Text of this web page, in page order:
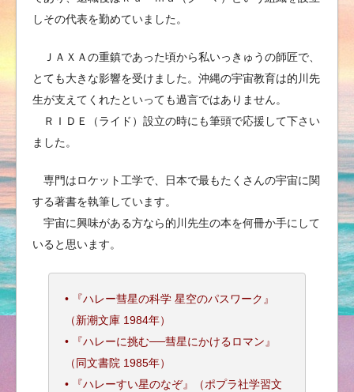
しその代表を勤めていました。
ＪＡＸＡの重鎮であった頃から私いっきゅうの師匠で、
とても大きな影響を受けました。沖縄の宇宙教育は的川先
生が支えてくれたといっても過言ではありません。
ＲＩＤＥ（ライド）設立の時にも筆頭で応援して下さい
ました。
専門はロケット工学で、日本で最もたくさんの宇宙に関
する著書を執筆しています。
宇宙に興味がある方なら的川先生の本を何冊か手にして
いると思います。
• 『ハレー彗星の科学 星空のパスワーク』
（新潮文庫 1984年）
• 『ハレーに挑む──彗星にかけるロマン』
（同文書院 1985年）
• 『ハレーすい星のなぞ』（ポプラ社学習文